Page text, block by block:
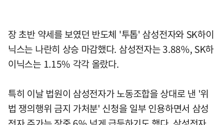
장 초반 약세를 보였던 반도체 '투톱' 삼성전자와 SK하이
닉스는 나란히 상승 마감했다. 삼성전자는 3.88%, SK하
이닉스는 1.15% 각각 올랐다.
특히 이날 법원이 삼성전자가 노동조합을 상대로 낸 '위
법 쟁의행위 금지 가처분' 신청을 일부 인용하면서 삼성